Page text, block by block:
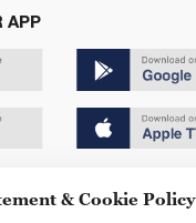
APP
& Cookie Policy